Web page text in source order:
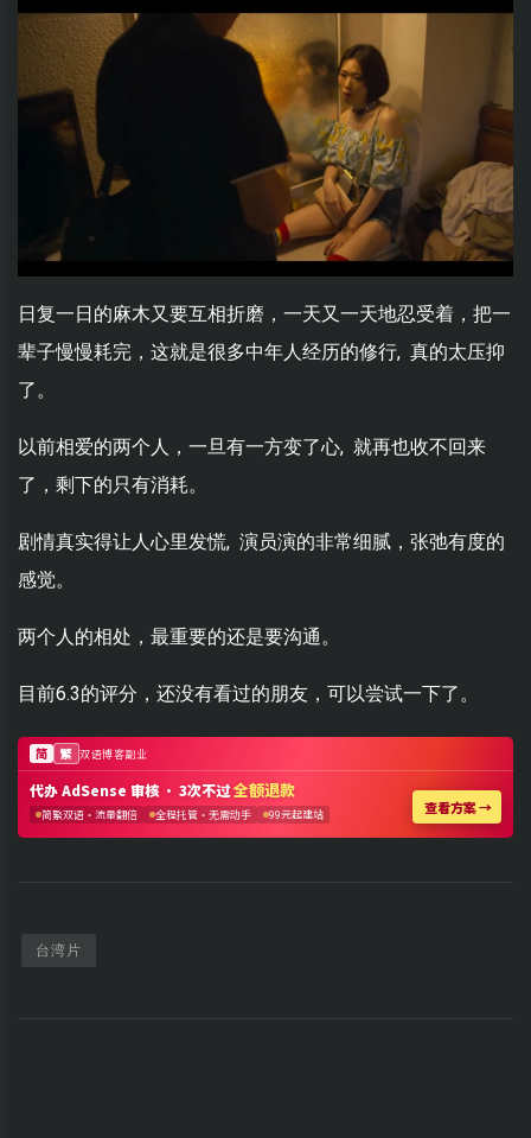
日复一日的麻木又要互相折磨，一天又一天地忍受着，把一
辈子慢慢耗完，这就是很多中年人经历的修行, 真的太压抑
了。
以前相爱的两个人，一旦有一方变了心, 就再也收不回来
了，剩下的只有消耗。
剧情真实得让人心里发慌, 演员演的非常细腻，张弛有度的
感觉。
两个人的相处，最重要的还是要沟通。
目前6.3的评分，还没有看过的朋友，可以尝试一下了。
台湾片